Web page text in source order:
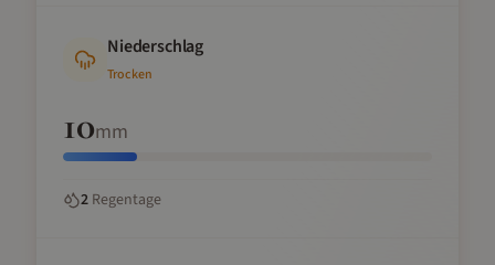
Niederschlag
Trocken
10mm
2 Regentage